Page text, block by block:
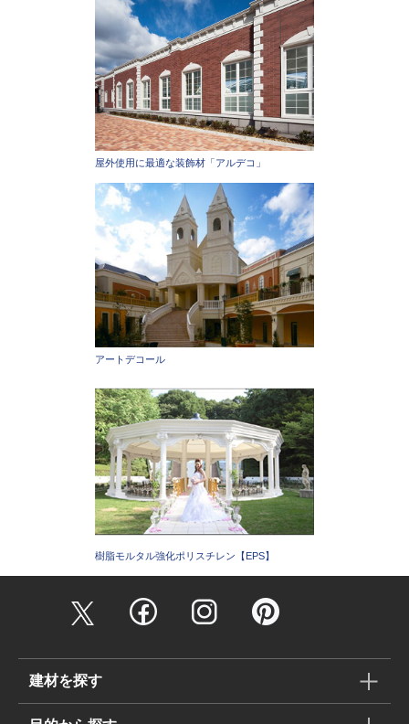
屋外使用に最適な装飾材「アルデコ」
アートデコール
樹脂モルタル強化ポリスチレン【EPS】
建材を探す